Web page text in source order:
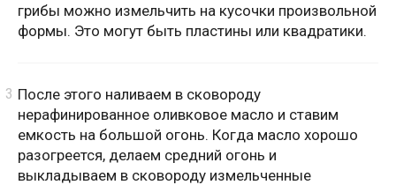
грибы можно измельчить на кусочки произвольной
формы. Это могут быть пластины или квадратики.
После этого наливаем в сковороду
нерафинированное оливковое масло и ставим
емкость на большой огонь. Когда масло хорошо
разогреется, делаем средний огонь и
выкладываем в сковороду измельченные